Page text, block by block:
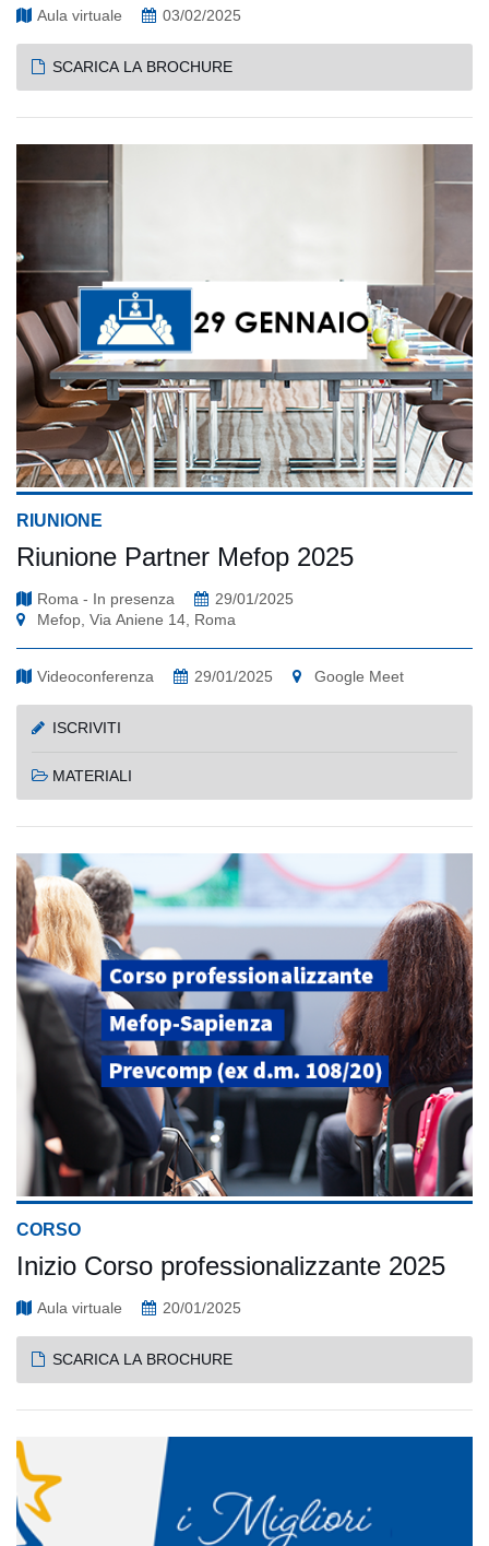
Aula virtuale 03/02/2025
SCARICA LA BROCHURE
RIUNIONE
Riunione Partner Mefop 2025
Roma - In presenza
29/01/2025
Mefop, Via Aniene 14, Roma
Videoconferenza 29/01/2025 Google Meet
ISCRIVITI
MATERIALI
CORSO
Inizio Corso professionalizzante 2025
Aula virtuale 20/01/2025
SCARICA LA BROCHURE